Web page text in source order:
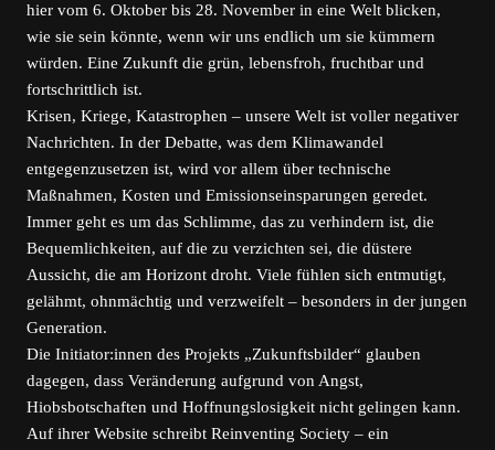
hier vom 6. Oktober bis 28. November in eine Welt blicken,
wie sie sein könnte, wenn wir uns endlich um sie kümmern
würden. Eine Zukunft die grün, lebensfroh, fruchtbar und
fortschrittlich ist.
Krisen, Kriege, Katastrophen – unsere Welt ist voller negativer
Nachrichten. In der Debatte, was dem Klimawandel
entgegenzusetzen ist, wird vor allem über technische
Maßnahmen, Kosten und Emissionseinsparungen geredet.
Immer geht es um das Schlimme, das zu verhindern ist, die
Bequemlichkeiten, auf die zu verzichten sei, die düstere
Aussicht, die am Horizont droht. Viele fühlen sich entmutigt,
gelähmt, ohnmächtig und verzweifelt – besonders in der jungen
Generation.
Die Initiator:innen des Projekts „Zukunftsbilder“ glauben
dagegen, dass Veränderung aufgrund von Angst,
Hiobsbotschaften und Hoffnungslosigkeit nicht gelingen kann.
Auf ihrer Website schreibt Reinventing Society – ein